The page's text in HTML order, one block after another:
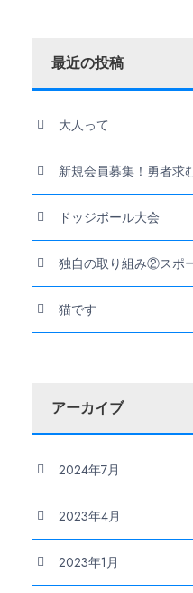
最近の投稿
大人って
新規会員募集！勇者求
ドッジボール大会
独自の取り組み②スポ
猫です
アーカイブ
2024年7月
2023年4月
2023年1月